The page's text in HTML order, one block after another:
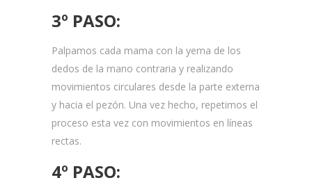
3º PASO:
Palpamos cada mama con la yema de los
dedos de la mano contraria y realizando
movimientos circulares desde la parte externa
y hacia el pezón. Una vez hecho, repetimos el
proceso esta vez con movimientos en líneas
rectas.
4º PASO: